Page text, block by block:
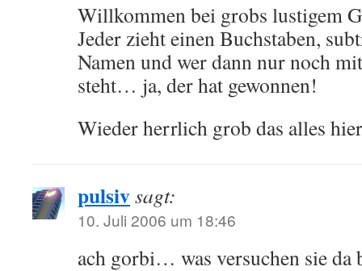
Willkommen bei grobs lustigem
Jeder zieht einen Buchstaben,
Namen und wer dann nur noch
steht… ja, der hat gewonnen!
Wieder herrlich grob das alles
pulsivsagt:
10. Juli 2006 um 18:46
ach gorbi… was versuchen sie da